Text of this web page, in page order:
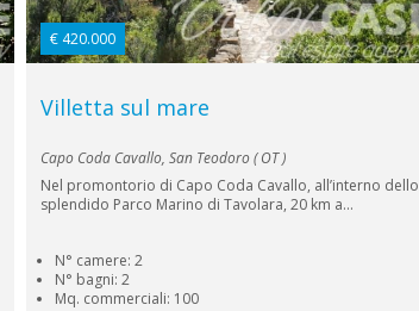
€ 420.000
Villetta sul mare
Capo Coda Cavallo, San Teodoro ( OT )
Nel promontorio di Capo Coda Cavallo, all’interno dello
splendido Parco Marino di Tavolara, 20 km a...
N° camere: 2
N° bagni: 2
Mq. commerciali: 100